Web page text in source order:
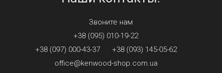
Звоните нам
+38 (095) 010-19-22
+38 (097) 000-43-37
+38 (093) 145-05-62
office@kenwood-shop.com.ua